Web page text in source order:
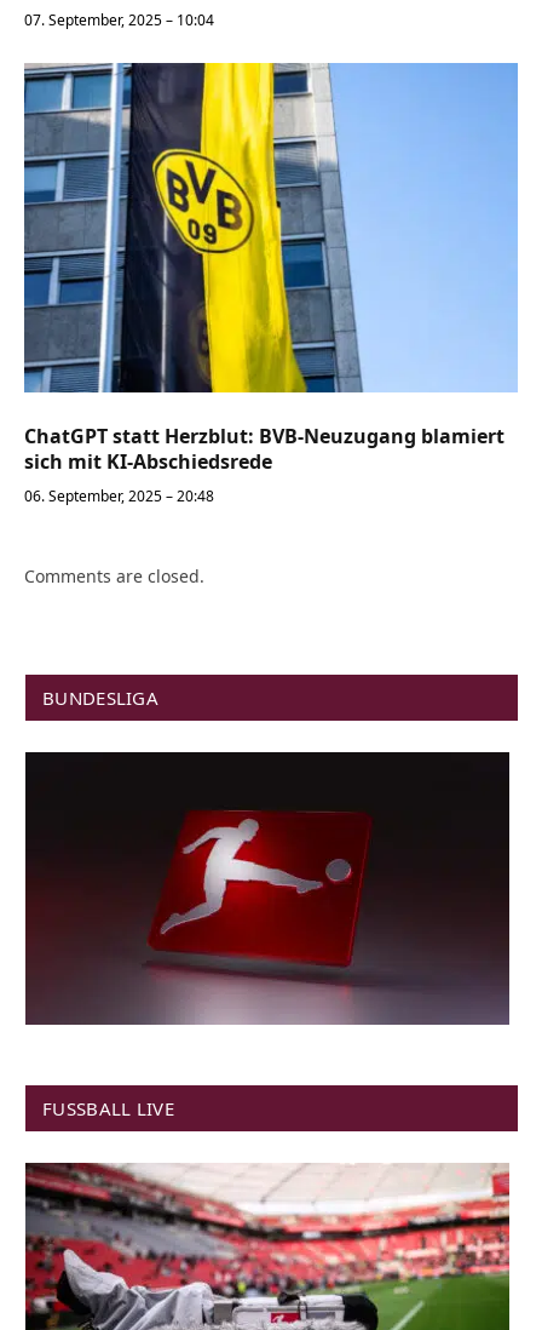
07. September, 2025 – 10:04
ChatGPT statt Herzblut: BVB-Neuzugang blamiert
sich mit KI-Abschiedsrede
06. September, 2025 – 20:48
Comments are closed.
BUNDESLIGA
FUSSBALL LIVE